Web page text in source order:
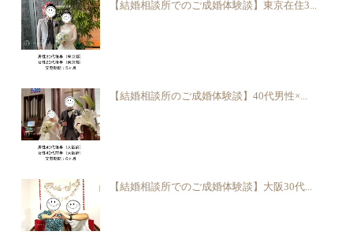
【結婚相談所でのご成婚体験談】東京在住3...
【結婚相談所のご成婚体験談】40代男性×...
【結婚相談所でのご成婚体験談】大阪30代...